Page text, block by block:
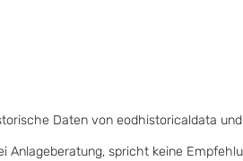
Daten von eodhistoricaldata und
Anlageberatung, spricht keine